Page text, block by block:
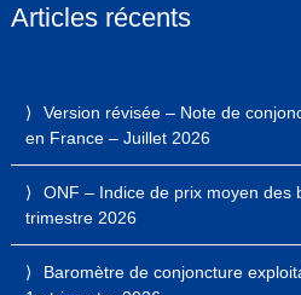
Articles récents
Version révisée – Note de
en France – Juillet 2026
ONF – Indice de prix moyen des
trimestre 2026
Baromètre de conjoncture